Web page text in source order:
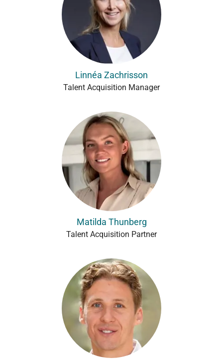
Linnéa Zachrisson
Talent Acquisition Manager
Matilda Thunberg
Talent Acquisition Partner